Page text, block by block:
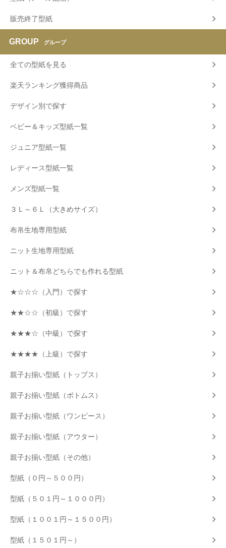
販売終了型紙
GROUP グループ
全ての型紙を見る
楽天ランキング獲得商品
デザイン別で探す
ベビー＆キッズ型紙一覧
ジュニア型紙一覧
レディース型紙一覧
メンズ型紙一覧
３Ｌ～６Ｌ（大きめサイズ）
布帛生地専用型紙
ニット生地専用型紙
ニット＆布帛どちらでも作れる型紙
★☆☆☆（入門）で探す
★★☆☆（初級）で探す
★★★☆（中級）で探す
★★★★（上級）で探す
親子お揃い型紙（トップス）
親子お揃い型紙（ボトムス）
親子お揃い型紙（ワンピース）
親子お揃い型紙（アウター）
親子お揃い型紙（その他）
型紙（０円～５００円）
型紙（５０１円～１０００円）
型紙（１００１円～１５００円）
型紙（１５０１円～）